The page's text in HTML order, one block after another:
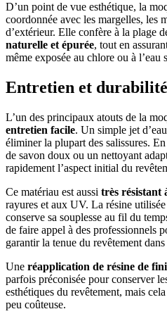
D’un point de vue esthétique, la
coordonnée avec les margelles, les
d’extérieur. Elle confère à la plage
naturelle et épurée, tout en
même exposée au chlore ou à l’eau
Entretien et durabilité
L’un des principaux atouts de la
entretien facile. Un simple jet
éliminer la plupart des salissures.
de savon doux ou un nettoyant
rapidement l’aspect initial du
Ce matériau est aussi très résistant
rayures et aux UV. La résine
conserve sa souplesse au fil du
de faire appel à des professionnels
garantir la tenue du revêtement
Une réapplication de résine de
parfois préconisée pour conserver
esthétiques du revêtement, mais
peu coûteuse.